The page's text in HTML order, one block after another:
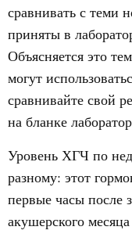
сравнивать с теми
приняты в
Объясняется это
могут
сравнивайте свой
на бланке
Уровень ХГЧ по
разному: этот
первые часы после
акушерского